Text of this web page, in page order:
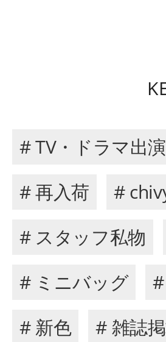
# TV・ドラマ出演
# 再入荷
#
# スタッフ私物
# ミニバッグ
# 新色
# 雑誌